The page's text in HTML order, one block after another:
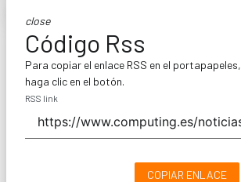
close
Código Rss
Para copiar el enlace RSS en el portapapeles,
haga clic en el botón.
RSS link
COPIAR ENLACE